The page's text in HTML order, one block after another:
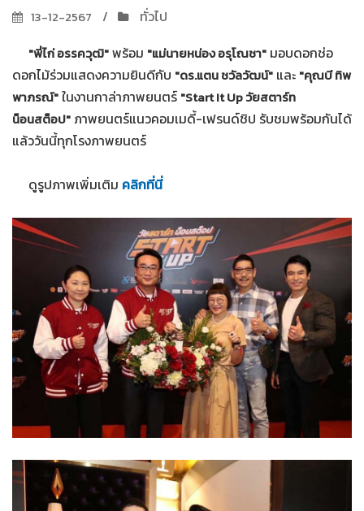
13-12-2567 ทั่วไป
"พี่ไก่ อรรควุฒิ"พร้อม "แม่นายหน่อง อรุโณชา" มอบดอกช่อ
ดอกไม้ร่วมแสดงความยินดีกับ "ดร.แตน ชวัลวัฒน์" และ "คุณบี ทิพ
พาภรณ์"ในงานกาล่าภาพยนตร์ "Start It Up วัยสตาร์ท
น็อนสต็อป" ภาพยนตร์แนวคอมเมดี้-เฟรนด์ชิป รับชมพร้อมกันได้
แล้ววันนี้ทุกโรงภาพยนตร์
ดูรูปภาพเพิ่มเติม คลิกที่นี่